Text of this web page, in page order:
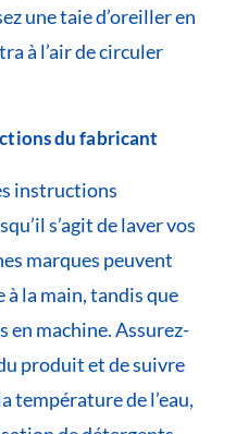
une taie d’oreiller en
à l’air de circuler
du fabricant
instructions
s’agit de laver vos
marques peuvent
la main, tandis que
en machine. Assurez-
produit et de suivre
température de l’eau,